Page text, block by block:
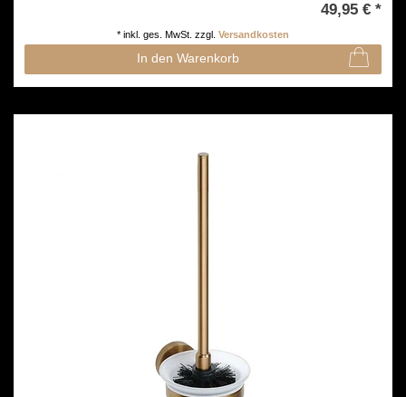
49,95 € *
In den Warenkorb
* inkl. ges. MwSt. zzgl. Versandkosten